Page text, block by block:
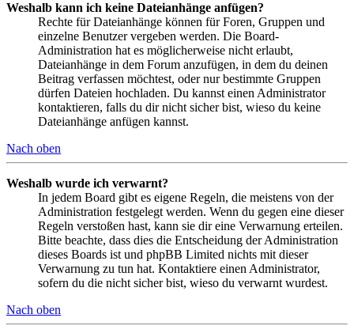
Weshalb kann ich keine Dateianhänge anfügen?
Rechte für Dateianhänge können für Foren, Gruppen und
einzelne Benutzer vergeben werden. Die Board-
Administration hat es möglicherweise nicht erlaubt,
Dateianhänge in dem Forum anzufügen, in dem du deinen
Beitrag verfassen möchtest, oder nur bestimmte Gruppen
dürfen Dateien hochladen. Du kannst einen Administrator
kontaktieren, falls du dir nicht sicher bist, wieso du keine
Dateianhänge anfügen kannst.
Nach oben
Weshalb wurde ich verwarnt?
In jedem Board gibt es eigene Regeln, die meistens von der
Administration festgelegt werden. Wenn du gegen eine dieser
Regeln verstoßen hast, kann sie dir eine Verwarnung erteilen.
Bitte beachte, dass dies die Entscheidung der Administration
dieses Boards ist und phpBB Limited nichts mit dieser
Verwarnung zu tun hat. Kontaktiere einen Administrator,
sofern du die nicht sicher bist, wieso du verwarnt wurdest.
Nach oben